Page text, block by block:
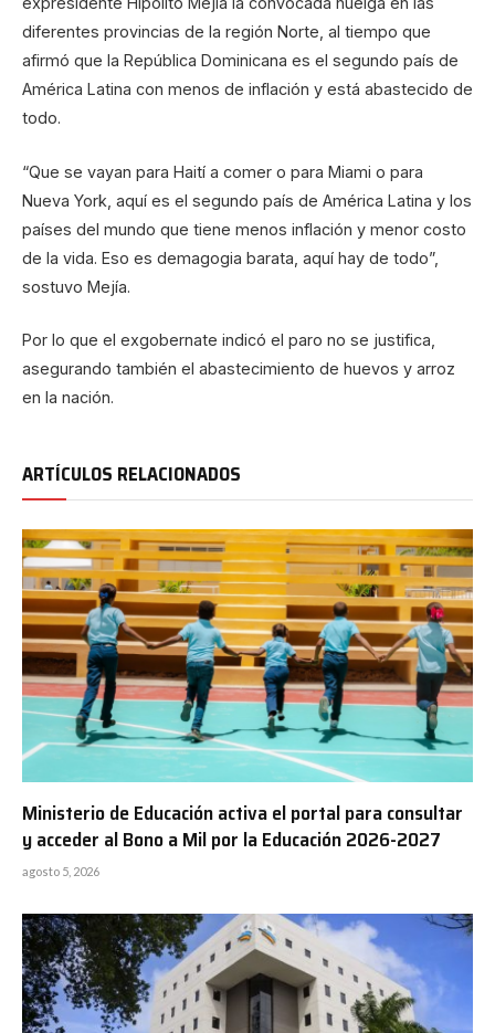
diferentes provincias de la región Norte, al tiempo que
afirmó que la República Dominicana es el segundo país de
América Latina con menos de inflación y está abastecido de
todo.
“Que se vayan para Haití a comer o para Miami o para
Nueva York, aquí es el segundo país de América Latina y los
países del mundo que tiene menos inflación y menor costo
de la vida. Eso es demagogia barata, aquí hay de todo”,
sostuvo Mejía.
Por lo que el exgobernate indicó el paro no se justifica,
asegurando también el abastecimiento de huevos y arroz
en la nación.
ARTÍCULOS RELACIONADOS
Ministerio de Educación activa el portal para consultar
y acceder al Bono a Mil por la Educación 2026-2027
agosto 5, 2026